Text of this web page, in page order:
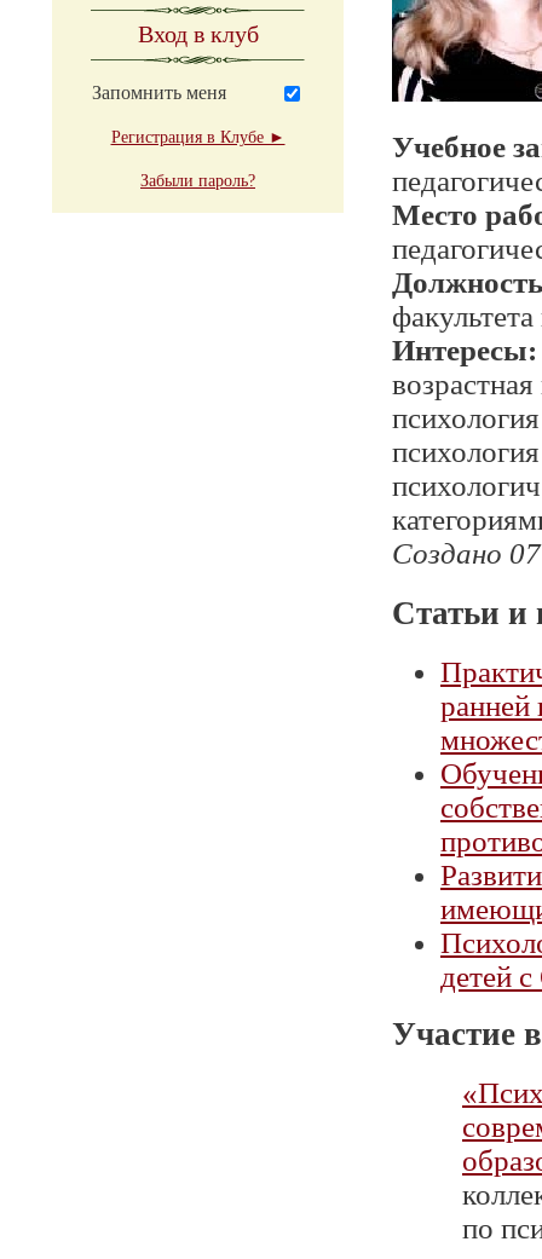
Вход в клуб
Запомнить меня
Регистрация в Клубе ►
Забыли пароль?
Учебное
Место
Интересы:
Создано
Статьи и
детей
Участие
по